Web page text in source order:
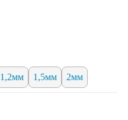
1,2мм 1,5мм 2мм